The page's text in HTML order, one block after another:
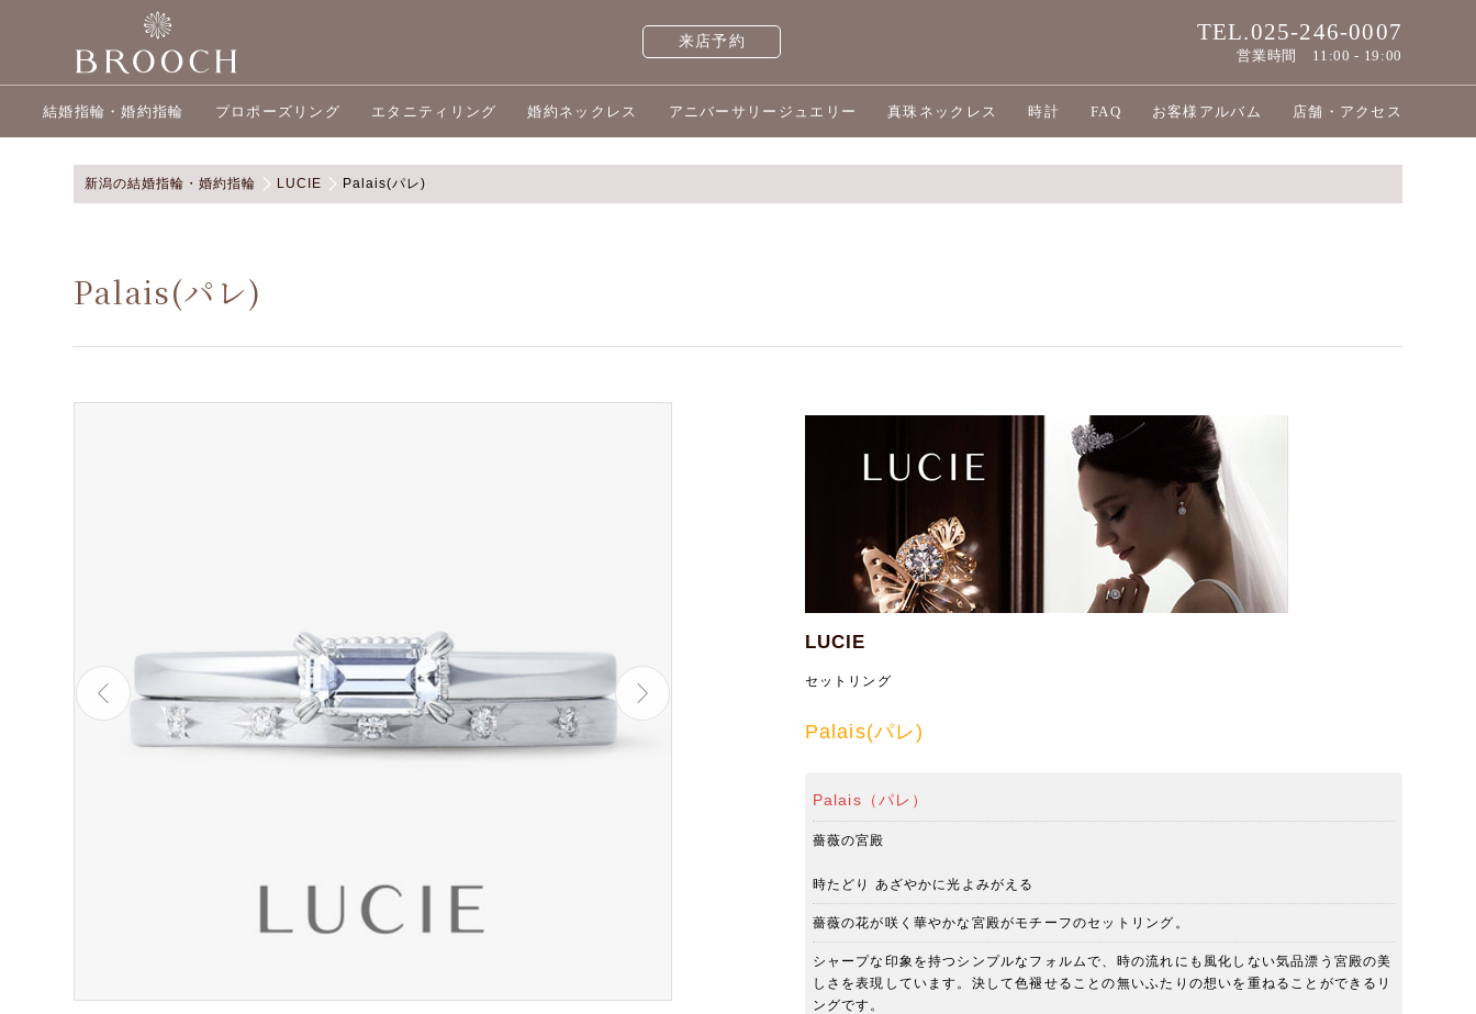
来店予約 TEL.025-246-0007
営業時間 11:00 - 19:00
結婚指輪・婚約指輪 プロポーズリング エタニティリング 婚約ネックレス アニバーサリージュエリー 真珠ネックレス 時計 FAQ お客様アルバム 店舗・アクセス
新潟の結婚指輪・婚約指輪 LUCIE Palais(パレ)
Palais(パレ)
LUCIE
セットリング
Palais(パレ)
Palais（パレ）
薔薇の宮殿
時たどり あざやかに光よみがえる
薔薇の花が咲く華やかな宮殿がモチーフのセットリング。
シャープな印象を持つシンプルなフォルムで、時の流れにも風化しない気品漂う宮殿の美
しさを表現しています。決して色褪せることの無いふたりの想いを重ねることができるリ
ングです。